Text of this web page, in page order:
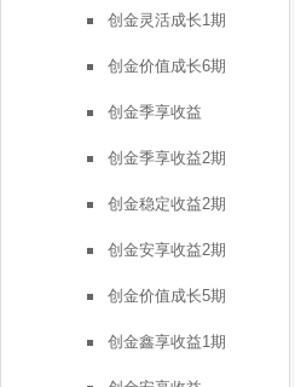
创金灵活成长1期
创金价值成长6期
创金季享收益
创金季享收益2期
创金稳定收益2期
创金安享收益2期
创金价值成长5期
创金鑫享收益1期